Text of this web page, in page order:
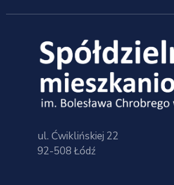
ul. Ćwiklińskiej 22
92-508 Łódź